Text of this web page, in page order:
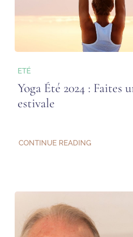
ETÉ
Yoga Été 2024 : Faites
estivale
CONTINUE READING